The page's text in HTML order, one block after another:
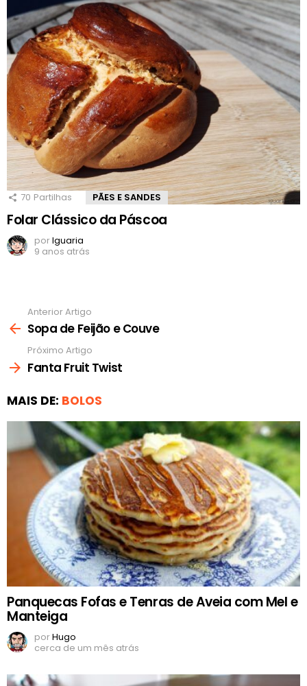
70 Partilhas PÃES E SANDES
Folar Clássico da Páscoa
porIguaria
9 anos atrás
mais
Anterior Artigo
Sopa de Feijão e Couve
Próximo Artigo
Fanta Fruit Twist
MAIS DE: BOLOS
Panquecas Fofas e Tenras de Aveia com Mel e
Manteiga
porHugo
cerca de um mês atrás